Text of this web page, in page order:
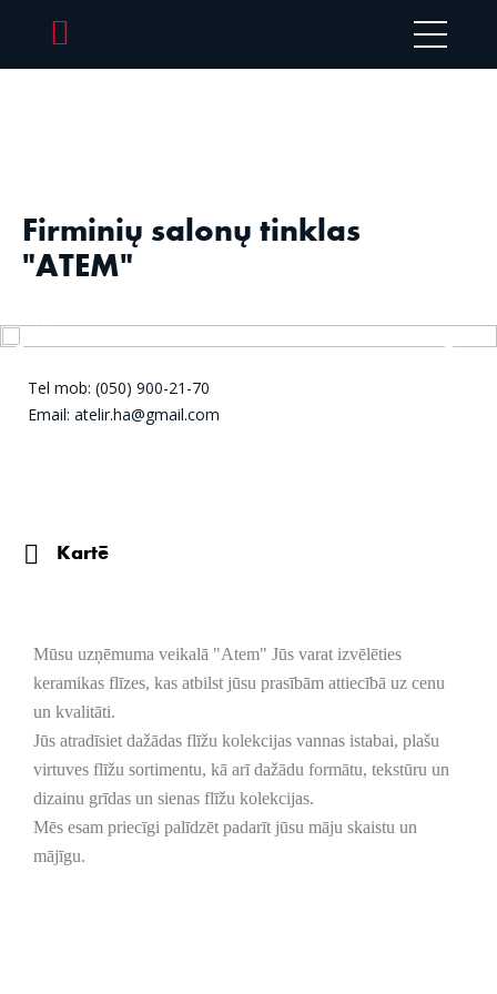
Firminių salonų tinklas
"ATEM"
Tel mob: (050) 900-21-70
Email: atelir.ha@gmail.com
Kartē
Mūsu uzņēmuma veikalā "Atem" Jūs varat izvēlēties
keramikas flīzes, kas atbilst jūsu prasībām attiecībā uz cenu
un kvalitāti.
Jūs atradīsiet dažādas flīžu kolekcijas vannas istabai, plašu
virtuves flīžu sortimentu, kā arī dažādu formātu, tekstūru un
dizainu grīdas un sienas flīžu kolekcijas.
Mēs esam priecīgi palīdzēt padarīt jūsu māju skaistu un
mājīgu.